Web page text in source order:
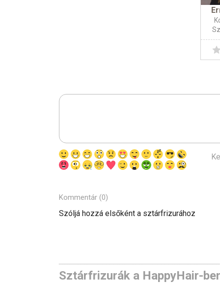
Kommentár (0)
Szóljá hozzá elsőként a sztárfrizurához
Sztárfrizurák a HappyHair-